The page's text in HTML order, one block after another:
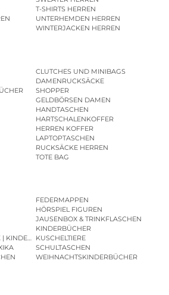
T-SHIRTS HERREN
UNTERHEMDEN HERREN
WINTERJACKEN HERREN
CLUTCHES UND MINIBAGS
DAMENRUCKSÄCKE
SHOPPER
GELDBÖRSEN DAMEN
HANDTASCHEN
HARTSCHALENKOFFER
HERREN KOFFER
LAPTOPTASCHEN
RUCKSÄCKE HERREN
TOTE BAG
FEDERMAPPEN
HÖRSPIEL FIGUREN
JAUSENBOX & TRINKFLASCHEN
KINDERBÜCHER
KINDERGARTENBEUTEL
KUSCHELTIERE
SCHULTASCHEN
WEIHNACHTSKINDERBÜCHER